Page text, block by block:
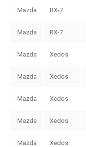
Mazda RX-7
Mazda RX-7
Mazda Xedos
Mazda Xedos
Mazda Xedos
Mazda Xedos
Mazda Xedos